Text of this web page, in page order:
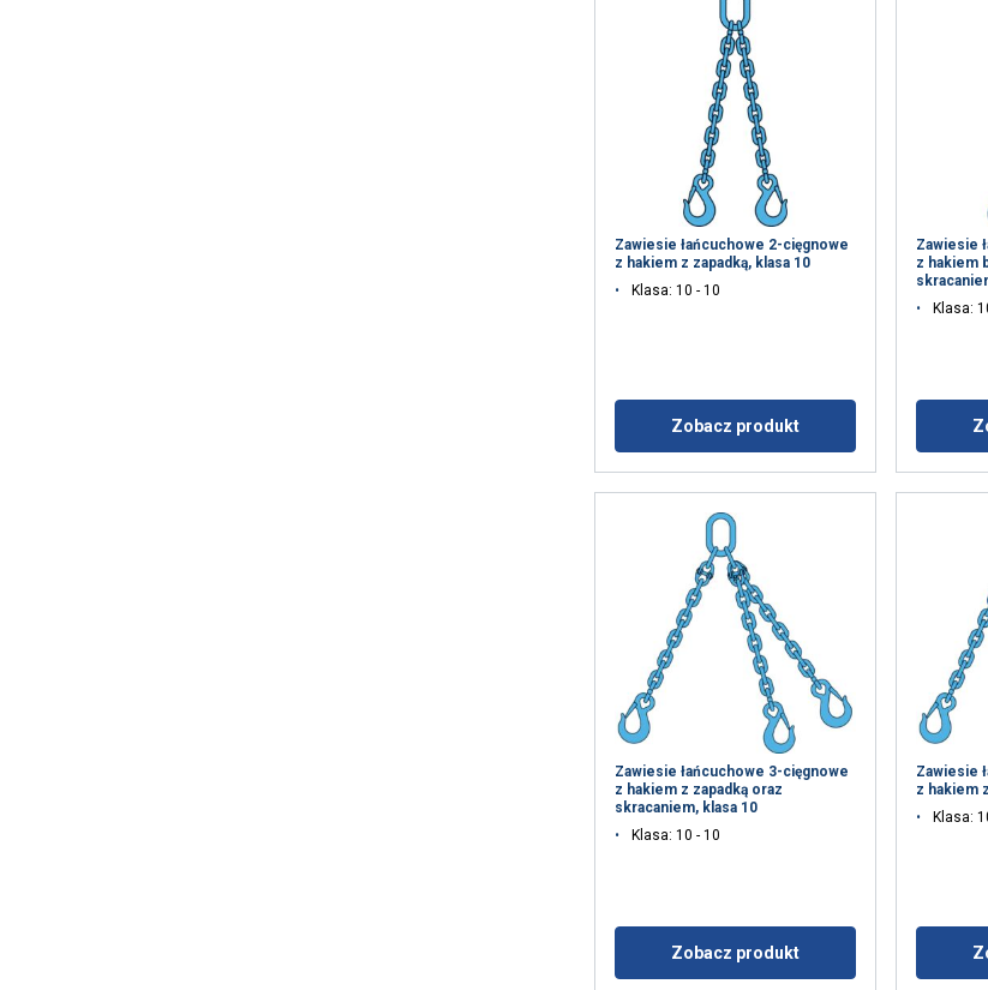
Zawiesie łańcuchowe 2-cięgnowe
z hakiem z zapadką, klasa 10
Klasa: 10 - 10
Zobacz produkt
Zawiesie
z hakiem
Klasa:
Zawiesie łańcuchowe 3-cięgnowe
z hakiem z zapadką oraz
skracaniem, klasa 10
Klasa: 10 - 10
Zobacz produkt
Zawiesie
z hakiem
Klasa:
Ta strona używa plików cookie
Używamy plików cookie w celu personalizacji treści, reklam i analizy
również informacje o tym, jak korzystasz z naszej witryny, naszym
analitycznym, którzy mogą łączyć je z innymi informacjami, które im
wyniku korzystania przez Ciebie z ich usług. Polityka prywatności
ODRZUĆ WSZYSTKIE